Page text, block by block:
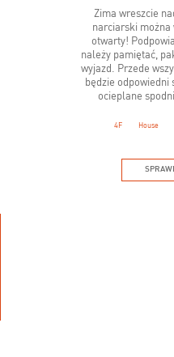
Zima wreszcie
narciarski można
otwarty!
należy pamiętać,
wyjazd. Przede
będzie odpowiedni
ocieplane
4F House